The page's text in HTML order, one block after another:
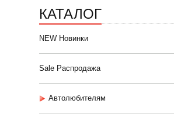
КАТАЛОГ
NEW Новинки
Sale Распродажа
Автолюбителям